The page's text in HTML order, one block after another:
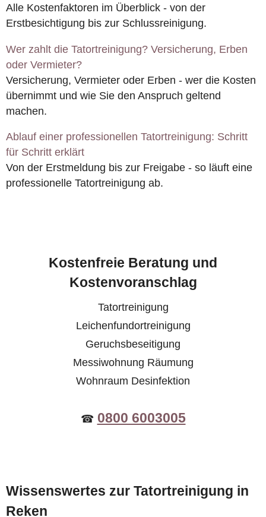
Alle Kostenfaktoren im Überblick - von der
Erstbesichtigung bis zur Schlussreinigung.
Wer zahlt die Tatortreinigung? Versicherung, Erben
oder Vermieter?
Versicherung, Vermieter oder Erben - wer die Kosten
übernimmt und wie Sie den Anspruch geltend
machen.
Ablauf einer professionellen Tatortreinigung: Schritt
für Schritt erklärt
Von der Erstmeldung bis zur Freigabe - so läuft eine
professionelle Tatortreinigung ab.
Kostenfreie Beratung und
Kostenvoranschlag
Tatortreinigung
Leichenfundortreinigung
Geruchsbeseitigung
Messiwohnung Räumung
Wohnraum Desinfektion
☎ 0800 6003005
Wissenswertes zur Tatortreinigung in
Reken